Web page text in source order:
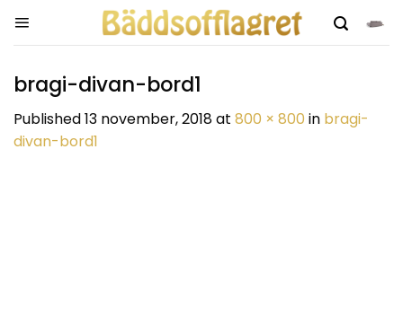
bragi-divan-bord1
Published13 november, 2018at 800 × 800 in bragi-
divan-bord1